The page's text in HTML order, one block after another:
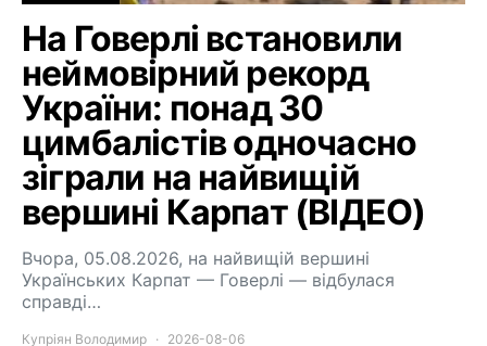
На Говерлі встановили
неймовірний рекорд
України: понад 30
цимбалістів одночасно
зіграли на найвищій
вершині Карпат (ВІДЕО)
Вчора, 05.08.2026, на найвищій вершині
Українських Карпат — Говерлі — відбулася
справді…
Купріян Володимир 2026-08-06